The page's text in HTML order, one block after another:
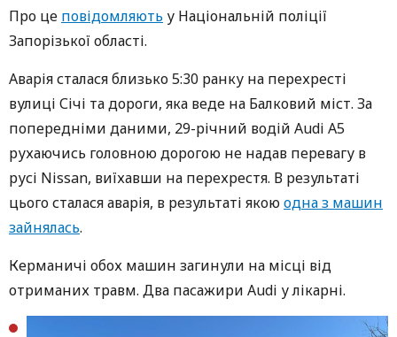
Про це повідомляють у Національній поліції
Запорізької області.
Аварія сталася близько 5:30 ранку на перехресті
вулиці Січі та дороги, яка веде на Балковий міст. За
попередніми даними, 29-річний водій Audi А5
рухаючись головною дорогою не надав перевагу в
русі Nissan, виїхавши на перехрестя. В результаті
цього сталася аварія, в результаті якоюодна з машин
зайнялась.
Керманичі обох машин загинули на місці від
отриманих травм. Два пасажири Audi у лікарні.